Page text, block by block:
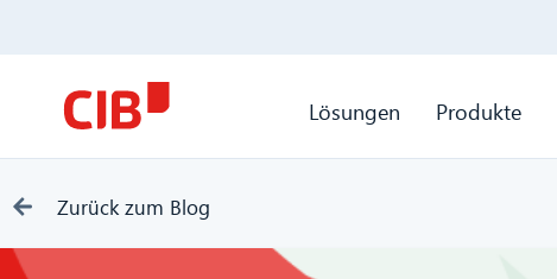
Lösungen Produkte
Zurück zum Blog